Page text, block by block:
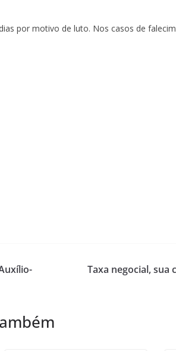
por motivo de luto. Nos casos de
Taxa negocial,